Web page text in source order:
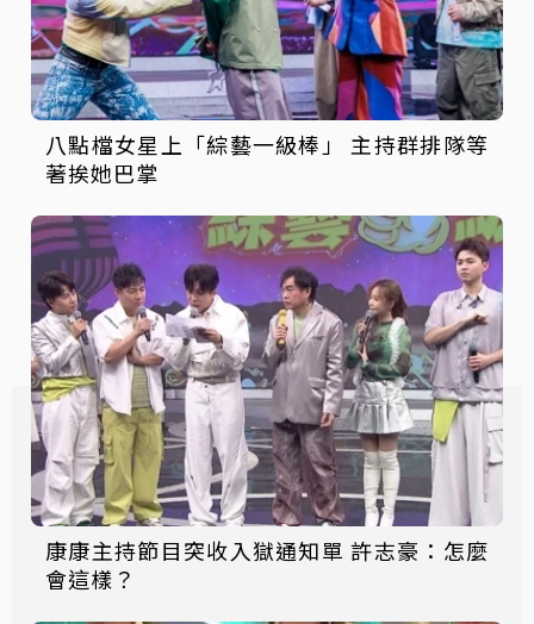
八點檔女星上「綜藝一級棒」 主持群排隊等
著挨她巴掌
康康主持節目突收入獄通知單 許志豪：怎麼
會這樣？